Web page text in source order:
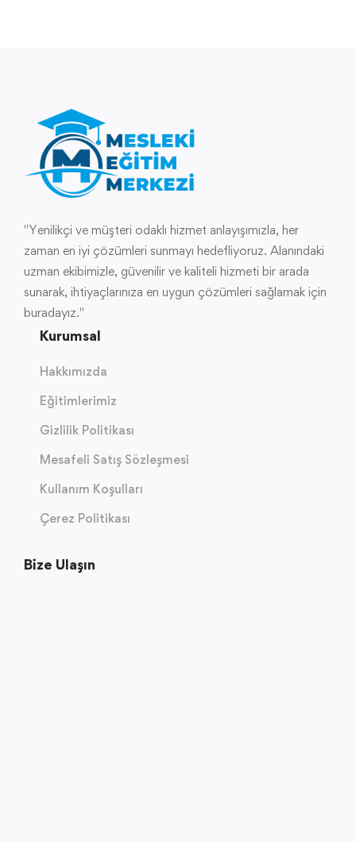
"Yenilikçi ve müşteri odaklı hizmet anlayışımızla, her
zaman en iyi çözümleri sunmayı hedefliyoruz. Alanındaki
uzman ekibimizle, güvenilir ve kaliteli hizmeti bir arada
sunarak, ihtiyaçlarınıza en uygun çözümleri sağlamak için
buradayız."
Kurumsal
Hakkımızda
Eğitimlerimiz
Gizlilik Politikası
Mesafeli Satış Sözleşmesi
Kullanım Koşulları
Çerez Politikası
Bize Ulaşın